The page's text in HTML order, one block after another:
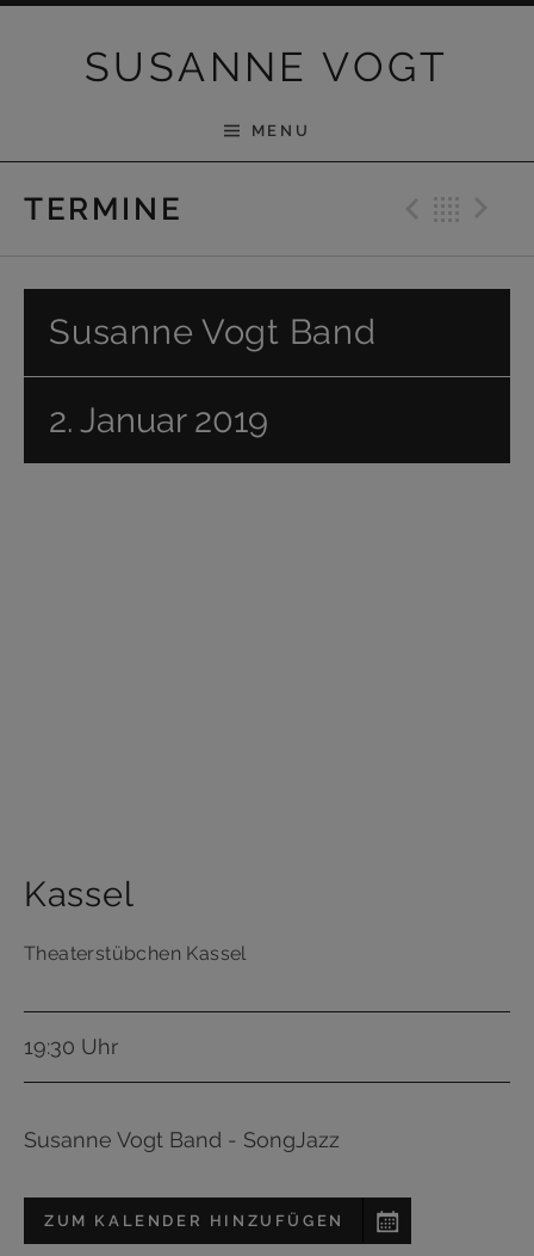
SUSANNE VOGT
MENU
TERMINE
Susanne Vogt Band
2. Januar 2019
Kassel
Theaterstübchen Kassel
19:30 Uhr
Susanne Vogt Band - SongJazz
ZUM KALENDER HINZUFÜGEN